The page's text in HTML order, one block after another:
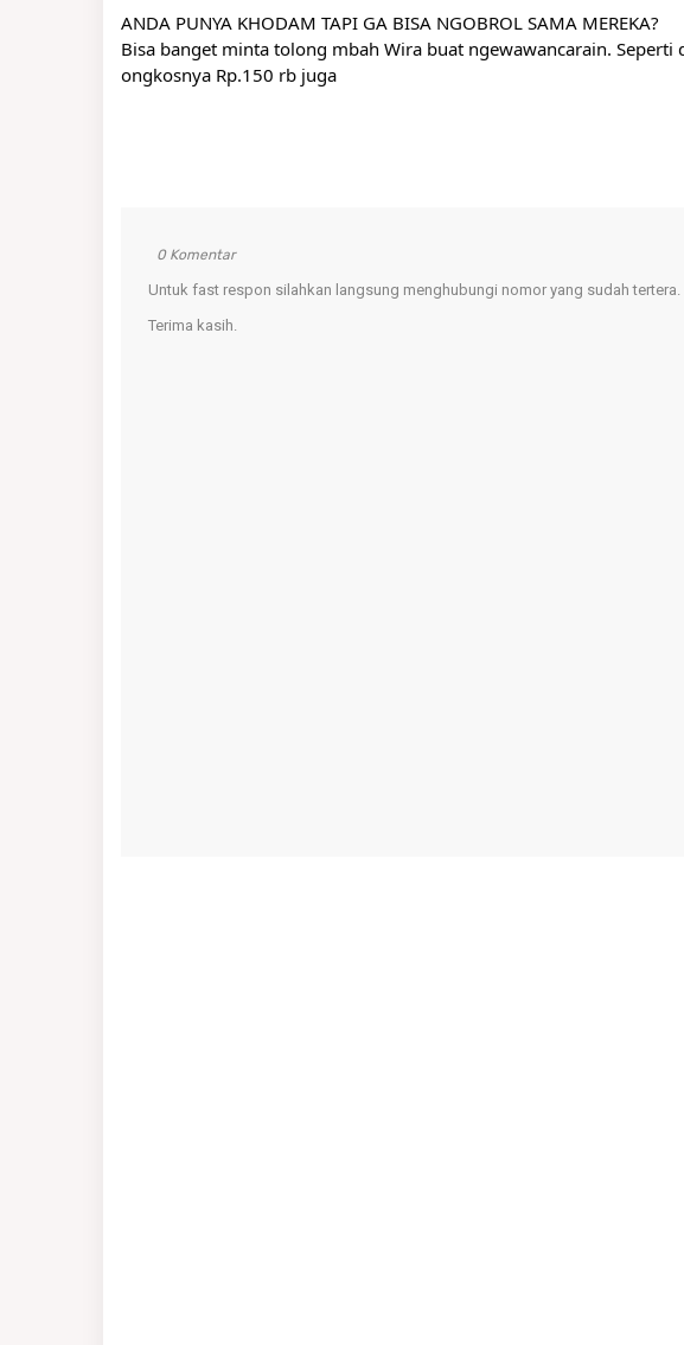
ANDA PUNYA KHODAM TAPI GA BISA NGOBROL SAMA MEREKA?
Bisa banget minta tolong mbah Wira buat ngewawancarain.
ongkosnya Rp.150 rb juga
0 Komentar
Untuk fast respon silahkan langsung menghubungi nomor yang sudah tertera.
Terima kasih.